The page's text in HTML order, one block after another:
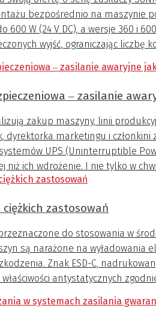
bezpośrednio na maszynie
600 W (24 V DC), a wersje 360 i
wyjść, ograniczając liczbę
‒ zasilanie
zakup maszyny, linii
dyrektorka marketingu i
UPS (Uninterruptible
niż ich wdrożenie. I nie tylko w
nie widzi, a co potrafi zatrzymać
targach ITM Industry Europe 2026.
ciężkich zastosowań
do stosowania w
są narażone na wyładowania
Znak ESD-C,
antystatycznych